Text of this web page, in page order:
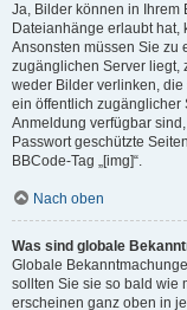
Ja, Bilder können in Ihrem
Dateianhänge erlaubt
Ansonsten müssen Sie zu
zugänglichen Server liegt,
weder Bilder verlinken,
ein öffentlich zugänglicher
Anmeldung verfügbar
Passwort geschützte
BBCode-Tag „[img]“.
Nach oben
Was sind globale
Globale
sollten Sie sie so bald wie
erscheinen ganz oben in